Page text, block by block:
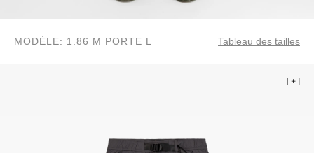
MODÈLE: 1.86 M PORTE L Tableau des tailles